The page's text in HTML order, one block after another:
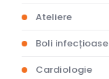
Ateliere
Boli infecțioase
Cardiologie